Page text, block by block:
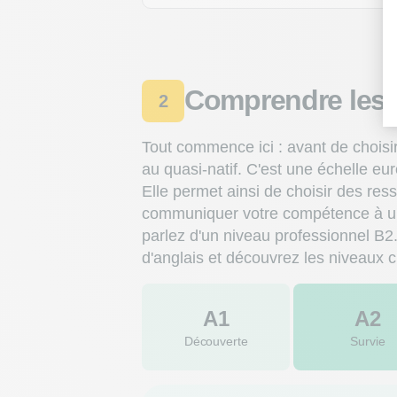
Le guide des 4
— utile pour valoriser
Comparer les
2 Comprendre
Tout commence ici : avant de
au quasi-natif. C'est une échelle
Elle permet ainsi de choisir des
communiquer votre compétence à
parlez d'un niveau professionnel
d'anglais et découvrez les niveaux
A1
Découverte
A2
Survie